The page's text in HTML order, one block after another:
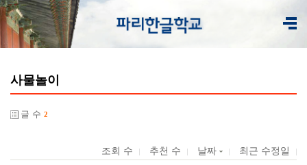
사물놀이
글 수 2
조회 수 추천 수 날짜 최근 수정일